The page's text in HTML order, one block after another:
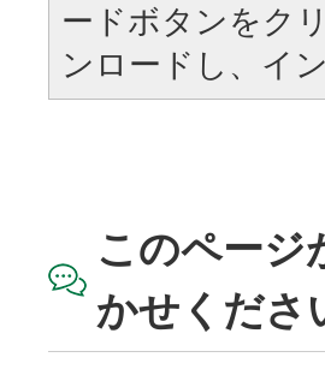
ードボタンをク
ンロードし、イ
このページ
かせくださ